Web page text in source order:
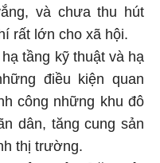
và chưa thu hút
rất lớn cho xã hội.
tầng kỹ thuật và hạ
điều kiện quan
công những khu đô
dân, tăng cung sản
thị trường.